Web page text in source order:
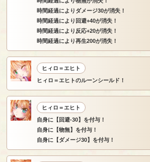
時間経過によりダメージ30が消失！
時間経過により回避+40が消失！
時間経過により反応+20が消失！
時間経過により再生200が消失！
ヒィロ＝エヒト
ヒィロ＝エヒトのルーンシールド！
ヒィロ＝エヒト
自身に【回避-30】を付与！
自身に【物無】を付与！
自身に【ダメージ30】を付与！